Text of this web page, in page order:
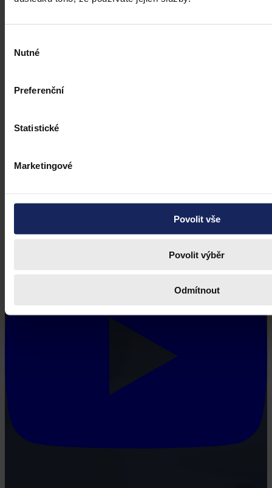
souhlasu
Nutné
Preferenční
Statistické
Marketingové
Povolit vše
Povolit výběr
Odmítnout